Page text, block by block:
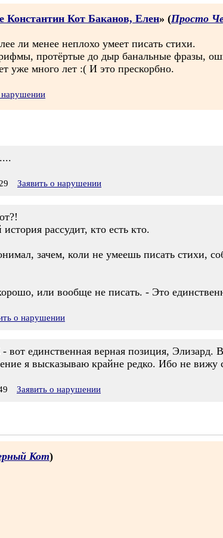
Константин Кот Баканов, Елен» (Просто
ли менее неплохо умеет писать стихи.
протёртые до дыр банальные фразы,
уже много лет :( И это прескорбно.
нарушении
Заявить о нарушении
рассудит, кто есть кто.
зачем, коли не умеешь писать стихи,
или вообще не писать. - Это
о нарушении
верная позиция, Элизард. В
я высказываю крайне редко. Ибо не вижу
Заявить о нарушении
Кот)